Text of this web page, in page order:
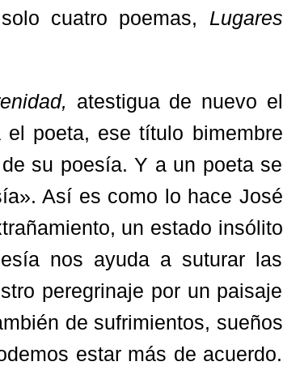
cuatro poemas, Lugares
atestigua de nuevo el
poeta, ese título bimembre
su poesía. Y a un poeta se
Así es como lo hace José
un estado insólito
nos ayuda a suturar las
peregrinaje por un paisaje
de sufrimientos, sueños
estar más de acuerdo.